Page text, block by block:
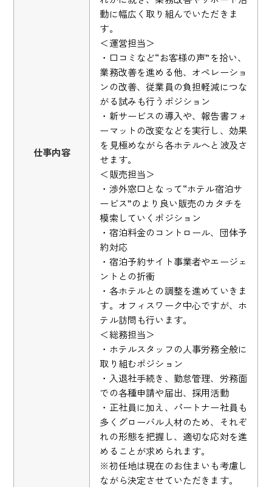
仕事内容
動に幅広く取り組んでいただきま
す。
＜運営担当＞
・口コミなど“お客様の声”を拾い、
業務改善を進める他、オペレーショ
ンの改善、従業員の負担軽減につな
がる試みも行うポジション
・新サービスの導入や、報告書フォ
ーマットの改変などを実行し、効果
を見極めながら各ホテルへと波及さ
せます。
＜販売担当＞
・渉外窓口となって“ホテル宿泊サ
ービス”のより良い販売のカタチを
模索していくポジション
・宿泊料金のコントロール、団体予
約対応
・宿泊予約サイト事業者やエージェ
ントとの折衝
・各ホテルとの調整を進めていきま
す。オフィスワーク中心ですが、ホ
テル訪問も行います。
＜総務担当＞
・ホテルスタッフの人事労務全般に
取り組むポジション
・入退社手続き、勤怠管理、労務面
での各種申請や届出、採用活動
・正社員に加え、パートナー社員も
多くグローバル人材のため、それぞ
れの形態を把握し、適切な応対を進
めることが求められます。
※初任地は現在のお住まいも考慮し
ながら決定させていただきます。